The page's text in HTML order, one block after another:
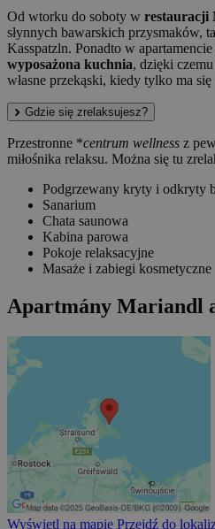
Od wtorku do soboty w restauracji
słynnych bawarskich przysmaków,
Kasspatzln. Ponadto w
wyposażona kuchnia, dzięki
własne przekąski, kiedy tylko ma się
Gdzie się zrelaksujesz?
Przestronne *centrum wellness z
miłośnika relaksu. Można się tu
Podgrzewany kryty i odkryty
Sanarium
Chata saunowa
Kabina parowa
Pokoje relaksacyjne
Masaże i zabiegi kosmetyczne
Apartmány Mariandl
Wyświetl na mapie Przejdź do